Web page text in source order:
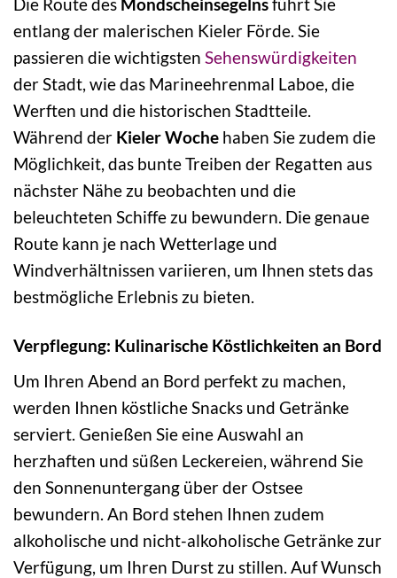
entlang der malerischen Kieler Förde. Sie
passieren die wichtigsten Sehenswürdigkeiten
der Stadt, wie das Marineehrenmal Laboe, die
Werften und die historischen Stadtteile.
Während der Kieler Woche haben Sie zudem die
Möglichkeit, das bunte Treiben der Regatten aus
nächster Nähe zu beobachten und die
beleuchteten Schiffe zu bewundern. Die genaue
Route kann je nach Wetterlage und
Windverhältnissen variieren, um Ihnen stets das
bestmögliche Erlebnis zu bieten.
Verpflegung: Kulinarische Köstlichkeiten an Bord
Um Ihren Abend an Bord perfekt zu machen,
werden Ihnen köstliche Snacks und Getränke
serviert. Genießen Sie eine Auswahl an
herzhaften und süßen Leckereien, während Sie
den Sonnenuntergang über der Ostsee
bewundern. An Bord stehen Ihnen zudem
alkoholische und nicht-alkoholische Getränke zur
Verfügung, um Ihren Durst zu stillen. Auf Wunsch